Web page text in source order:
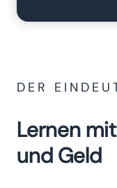
DER
Lernen
und Geld